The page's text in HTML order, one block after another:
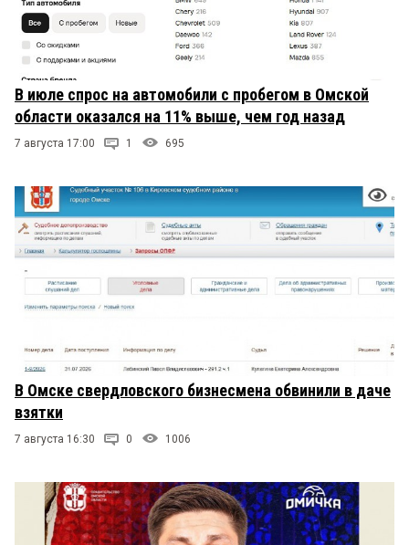
В июле спрос на автомобили с пробегом в Омской
области оказался на 11% выше, чем год назад
7 августа 17:00 1 695
В Омске свердловского бизнесмена обвинили в даче
взятки
7 августа 16:30 0 1006